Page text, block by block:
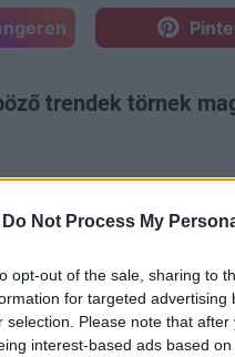
Do Not Process My
opt-out of the sale, sharing to
for targeted
selection. Please note that
interest-based ads based
trendek törnek